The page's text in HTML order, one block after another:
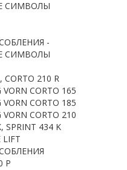
СИМВОЛЫ
-
СИМВОЛЫ
CORTO 210 R
VORN CORTO 165
VORN CORTO 185
VORN CORTO 210
SPRINT 434 K
P